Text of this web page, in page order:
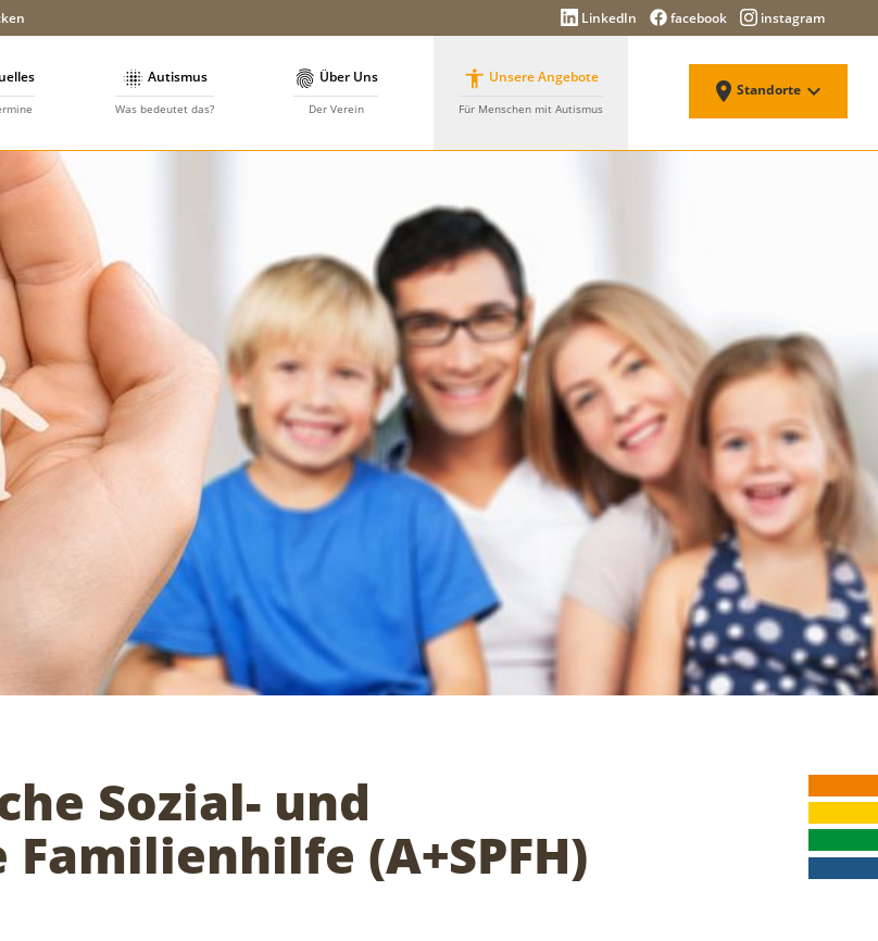
facebook instagram
LinkedIn
 Autismus
Was bedeutet das?
 Über Uns
Der Verein
 Unsere Angebote
Für Menschen mit Autismus
 Standorte
Sozial- und
(A+SPFH)